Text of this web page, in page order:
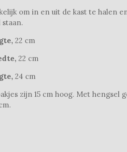
om in en uit de kast te halen
22 cm
22 cm
24 cm
zijn 15 cm hoog. Met hengsel